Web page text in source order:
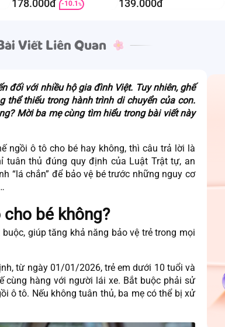
178.000đ -10.1 % 139.000đ
đối với nhiều hộ gia đình Việt. Tuy nhiên, ghế
thể thiếu trong hành trình di chuyển của con.
Mời ba mẹ cùng tìm hiểu trong bài viết này
ngồi ô tô cho bé hay không, thì câu trả lời là
tuân thủ đúng quy định của Luật Trật tự, an
“lá chắn” để bảo vệ bé trước những nguy cơ
bé không?
giúp tăng khả năng bảo vệ trẻ trong mọi
từ ngày 01/01/2026, trẻ em dưới 10 tuổi và
cùng hàng với người lái xe. Bắt buộc phải sử
ô tô. Nếu không tuân thủ, ba mẹ có thể bị xử